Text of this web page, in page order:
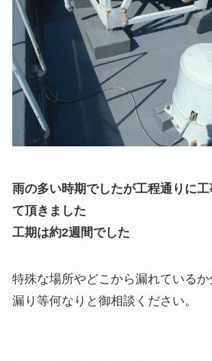
雨の多い時期でしたが工程通りに
て頂きました
工期は約2週間でした
特殊な場所やどこから漏れている
漏り等何なりと御相談ください。